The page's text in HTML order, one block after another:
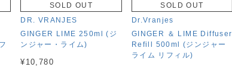
SOLD OUT
DR. VRANJES
GINGER LIME 250ml (ジ
ンジャー・ライム)
¥ 10,780
SOLD OUT
Dr.Vranjes
GINGER ＆ LIME Diffuser
Refill 500ml (ジンジャー
ライム リフィル)